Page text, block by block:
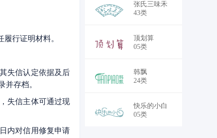
行证明材料。
失信认定依据及后
并存档。
失信主体可通过现
内对信用修复申请
张氏三味禾
43类
顶划算
05类
韩飘
24类
快乐的小白
05类